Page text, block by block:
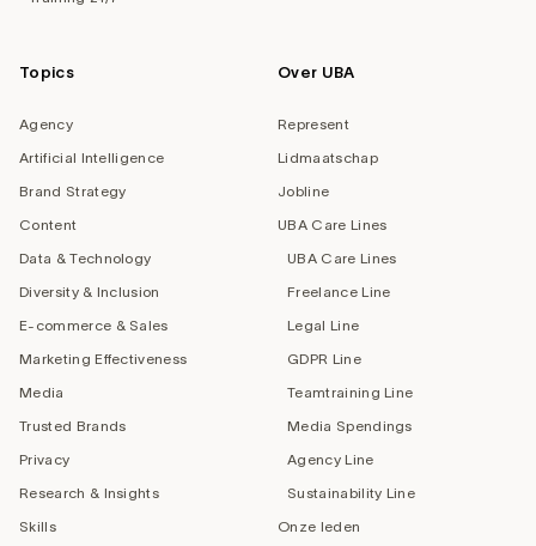
Topics
Agency
Artificial Intelligence
Brand Strategy
Content
Data & Technology
Diversity & Inclusion
E-commerce & Sales
Marketing Effectiveness
Media
Trusted Brands
Privacy
Research & Insights
Skills
Over UBA
Represent
Lidmaatschap
Jobline
UBA Care Lines
UBA Care Lines
Freelance Line
Legal Line
GDPR Line
Teamtraining Line
Media Spendings
Agency Line
Sustainability Line
Onze leden